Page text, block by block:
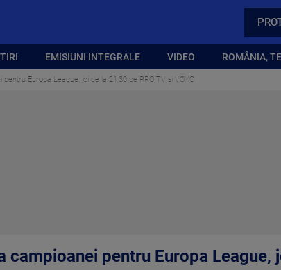
EMISIUNI INTEGRALE VIDEO ROMÂNIA,
Europa League, joi de la 21:30 pe PRO TV și VOYO
campioanei pentru Europa League,